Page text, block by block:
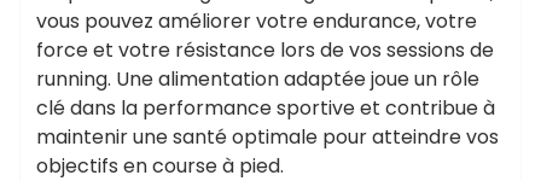
vous pouvez améliorer votre endurance, votre
force et votre résistance lors de vos sessions de
running. Une alimentation adaptée joue un rôle
clé dans la performance sportive et contribue à
maintenir une santé optimale pour atteindre vos
objectifs en course à pied.